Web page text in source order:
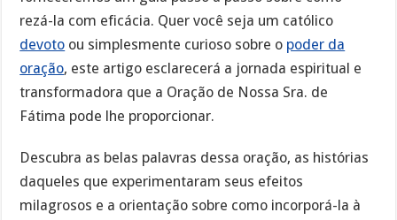
rezá-la com eficácia. Quer você seja um católico
devoto ou simplesmente curioso sobre o poder da
oração, este artigo esclarecerá a jornada espiritual e
transformadora que a Oração de Nossa Sra. de
Fátima pode lhe proporcionar.
Descubra as belas palavras dessa oração, as histórias
daqueles que experimentaram seus efeitos
milagrosos e a orientação sobre como incorporá-la à